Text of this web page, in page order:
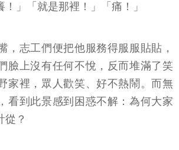
！」「就是那裡！」「痛！」
，志工們便把他服務得服服貼貼，
臉上沒有任何不悅，反而堆滿了笑
家裡，眾人歡笑、好不熱鬧。而無
看到此景感到困惑不解：為何大家
從？